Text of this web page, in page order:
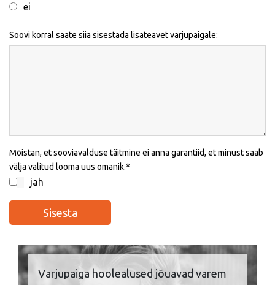
ei
Soovi korral saate siia sisestada lisateavet varjupaigale:
Mõistan, et sooviavalduse täitmine ei anna garantiid, et minust saab
välja valitud looma uus omanik.
jah
Varjupaiga hoolealused jõuavad varem